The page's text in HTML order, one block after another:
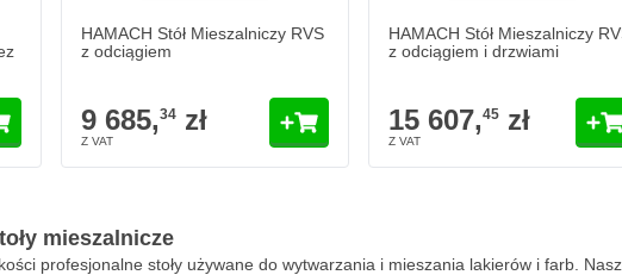
HAMACH Stół Mieszalniczy RVS
z odciągiem
9 685,34 zł
HAMACH Stół Mieszalniczy
z odciągiem i drzwiami
15 607,45zł
mieszalnicze
profesjonalne stoły używane do wytwarzania i mieszania lakierów i farb.